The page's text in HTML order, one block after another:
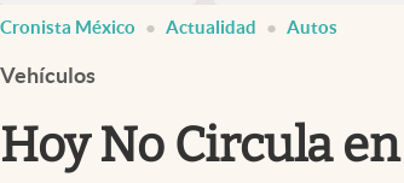
Opinión
Brand Strategy
Vida y estilo
Cronista México Actualidad Autos
Vehículos
Hoy No Circula